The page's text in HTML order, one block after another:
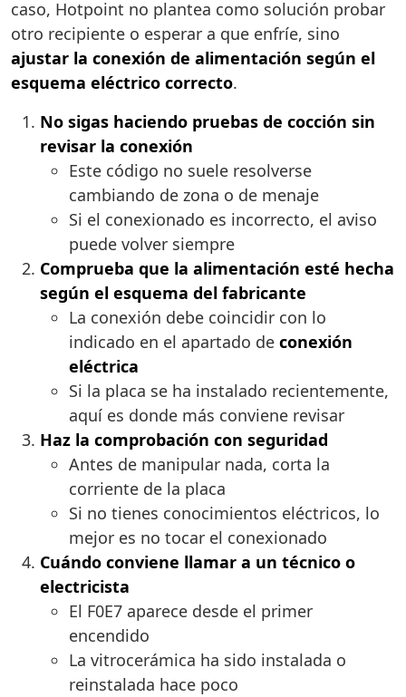
caso, Hotpoint no plantea como solución probar
otro recipiente o esperar a que enfríe, sino
ajustar la conexión de alimentación según el
esquema eléctrico correcto.
No sigas haciendo pruebas de cocción sin
revisar la conexión
Este código no suele resolverse
cambiando de zona o de menaje
Si el conexionado es incorrecto, el aviso
puede volver siempre
Comprueba que la alimentación esté hecha
según el esquema del fabricante
La conexión debe coincidir con lo
indicado en el apartado de conexión
eléctrica
Si la placa se ha instalado recientemente,
aquí es donde más conviene revisar
Haz la comprobación con seguridad
Antes de manipular nada, corta la
corriente de la placa
Si no tienes conocimientos eléctricos, lo
mejor es no tocar el conexionado
Cuándo conviene llamar a un técnico o
electricista
El F0E7 aparece desde el primer
encendido
La vitrocerámica ha sido instalada o
reinstalada hace poco